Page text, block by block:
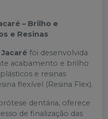
– Brilho e
e Resinas
foi desenvolvida
acabamento e brilho
e resinas
flexível (Resina Flex).
dentária, oferece
de finalização das